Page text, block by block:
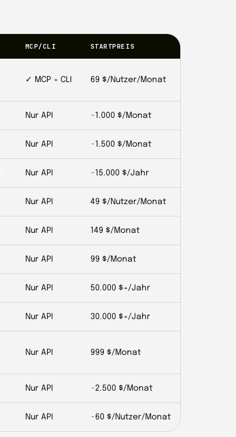
MCP/CLI STARTPREIS
✓ MCP + CLI 69 $/Nutzer/Monat
Nur API ~1.000 $/Monat
Nur API ~1.500 $/Monat
Nur API ~15.000 $/Jahr
Nur API 49 $/Nutzer/Monat
Nur API 149 $/Monat
Nur API 99 $/Monat
Nur API 50.000 $+/Jahr
Nur API 30.000 $+/Jahr
Nur API 999 $/Monat
Nur API ~2.500 $/Monat
Nur API ~60 $/Nutzer/Monat